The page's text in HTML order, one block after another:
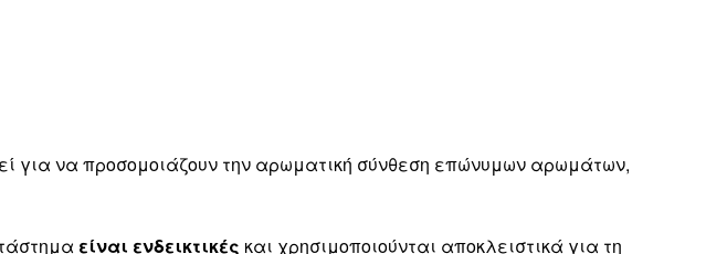
για να προσομοιάζουν την αρωματική σύνθεση επώνυμων αρωμάτων,
είναι ενδεικτικές και χρησιμοποιούνται αποκλειστικά για τη